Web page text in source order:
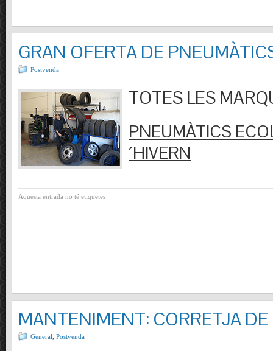
GRAN OFERTA DE
Postvenda
TOTES LES
PNEUMÀTICS
´HIVERN
Aquesta entrada no té etiquetes
MANTENIMENT: CORRETJA
General Postvenda